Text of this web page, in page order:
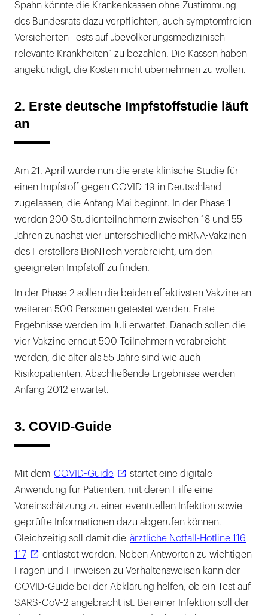
Spahn könnte die Krankenkassen ohne Zustimmung
des Bundesrats dazu verpflichten, auch symptomfreien
Versicherten Tests auf „bevölkerungsmedizinisch
relevante Krankheiten“ zu bezahlen. Die Kassen haben
angekündigt, die Kosten nicht übernehmen zu wollen.
2. Erste deutsche Impfstoffstudie läuft
an
Am 21. April wurde nun die erste klinische Studie für
einen Impfstoff gegen COVID-19 in Deutschland
zugelassen, die Anfang Mai beginnt. In der Phase 1
werden 200 Studienteilnehmern zwischen 18 und 55
Jahren zunächst vier unterschiedliche mRNA-Vakzinen
des Herstellers BioNTech verabreicht, um den
geeigneten Impfstoff zu finden.
In der Phase 2 sollen die beiden effektivsten Vakzine an
weiteren 500 Personen getestet werden. Erste
Ergebnisse werden im Juli erwartet. Danach sollen die
vier Vakzine erneut 500 Teilnehmern verabreicht
werden, die älter als 55 Jahre sind wie auch
Risikopatienten. Abschließende Ergebnisse werden
Anfang 2012 erwartet.
3. COVID-Guide
Mit dem COVID-Guide
startet eine digitale
Anwendung für Patienten, mit deren Hilfe eine
Voreinschätzung zu einer eventuellen Infektion sowie
geprüfte Informationen dazu abgerufen können.
Gleichzeitig soll damit die ärztliche Notfall-Hotline 116
117
entlastet werden. Neben Antworten zu wichtigen
Fragen und Hinweisen zu Verhaltensweisen kann der
COVID-Guide bei der Abklärung helfen, ob ein Test auf
SARS-CoV-2 angebracht ist. Bei einer Infektion soll der